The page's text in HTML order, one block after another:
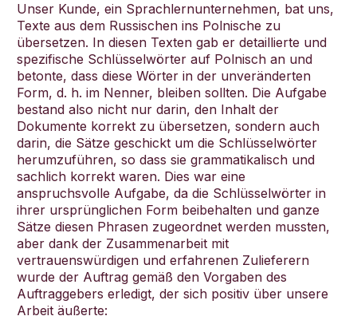
Unser Kunde, ein Sprachlernunternehmen, bat uns,
Texte aus dem Russischen ins Polnische zu
übersetzen. In diesen Texten gab er detaillierte und
spezifische Schlüsselwörter auf Polnisch an und
betonte, dass diese Wörter in der unveränderten
Form, d. h. im Nenner, bleiben sollten. Die Aufgabe
bestand also nicht nur darin, den Inhalt der
Dokumente korrekt zu übersetzen, sondern auch
darin, die Sätze geschickt um die Schlüsselwörter
herumzuführen, so dass sie grammatikalisch und
sachlich korrekt waren. Dies war eine
anspruchsvolle Aufgabe, da die Schlüsselwörter in
ihrer ursprünglichen Form beibehalten und ganze
Sätze diesen Phrasen zugeordnet werden mussten,
aber dank der Zusammenarbeit mit
vertrauenswürdigen und erfahrenen Zulieferern
wurde der Auftrag gemäß den Vorgaben des
Auftraggebers erledigt, der sich positiv über unsere
Arbeit äußerte: